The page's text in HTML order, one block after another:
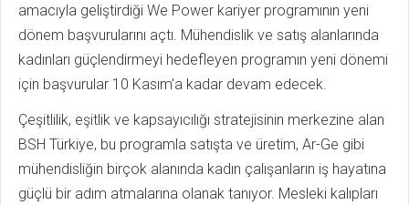
amacıyla geliştirdiği We Power kariyer programının yeni
dönem başvurularını açtı. Mühendislik ve satış alanlarında
kadınları güçlendirmeyi hedefleyen programın yeni dönemi
için başvurular 10 Kasım’a kadar devam edecek.
Çeşitlilik, eşitlik ve kapsayıcılığı stratejisinin merkezine alan
BSH Türkiye, bu programla satışta ve üretim, Ar-Ge gibi
mühendisliğin birçok alanında kadın çalışanların iş hayatına
güçlü bir adım atmalarına olanak tanıyor. Mesleki kalıpları